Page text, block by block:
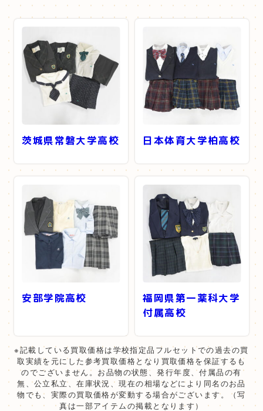
茨城県常磐大学高校 日本体育大学柏高校
安部学院高校
福岡県第一薬科大学
付属高校
※記載している買取価格は学校指定品フルセットでの過去の買
取実績を元にした参考買取価格となり買取価格を保証するも
のでございません。お品物の状態、発行年度、付属品の有
無、公立私立、在庫状況、現在の相場などにより同名のお品
物でも、実際の買取価格が変動する場合がございます。（写
真は一部アイテムの掲載となります）